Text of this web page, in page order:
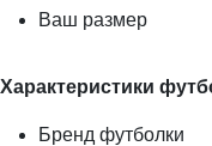
Ваш размер
Характеристики
Бренд футболки